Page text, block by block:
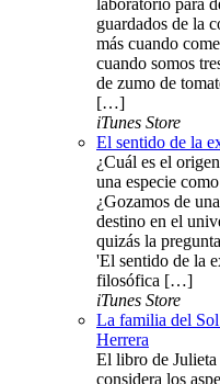
laboratorio para
guardados de la
más cuando
cuando somos
de zumo de
[…]
iTunes Store
El sentido de la
¿Cuál es el
una especie
¿Gozamos de
destino en el
quizás la
'El sentido de la
filosófica […]
iTunes Store
La familia del
Herrera
El libro de
considera los